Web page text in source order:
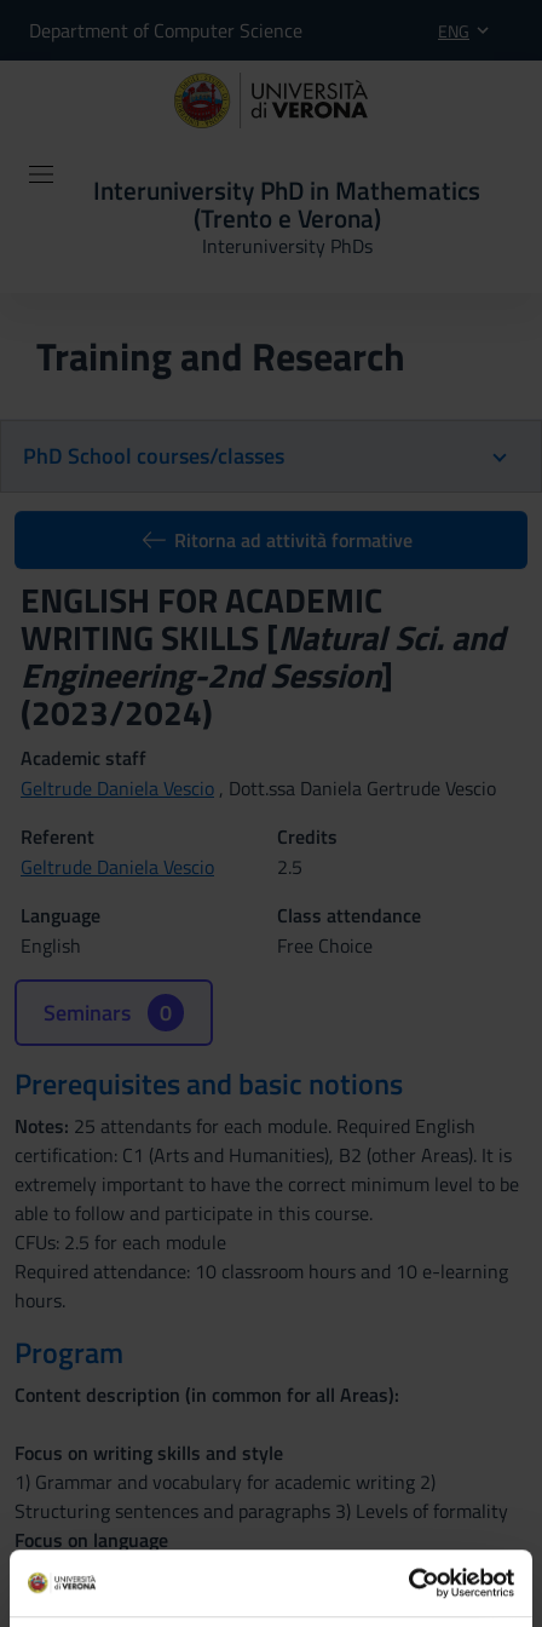
Department of Computer Science ENG
Interuniversity PhD in Mathematics
(Trento e Verona)
Interuniversity PhDs
Training and Research
PhD School courses/classes
Ritorna ad attività formative
ENGLISH FOR ACADEMIC
WRITING SKILLS [Natural Sci. and
Engineering-2nd Session]
(2023/2024)
Academic staff
Geltrude Daniela Vescio , Dott.ssa Daniela Gertrude Vescio
Referent
Geltrude Daniela Vescio
Credits
2.5
Language
English
Class attendance
Free Choice
Seminars 0
Prerequisites and basic notions
Notes: 25 attendants for each module. Required English
certification: C1 (Arts and Humanities), B2 (other Areas). It is
extremely important to have the correct minimum level to be
able to follow and participate in this course.
CFUs: 2.5 for each module
Required attendance: 10 classroom hours and 10 e-learning
hours.
Program
Content description (in common for all Areas):
Focus on writing skills and style
1) Grammar and vocabulary for academic writing 2)
Structuring sentences and paragraphs 3) Levels of formality
Focus on language
1) Active/passive voice 2) Nominalisation and compounds 3)
Simple/complex sentences